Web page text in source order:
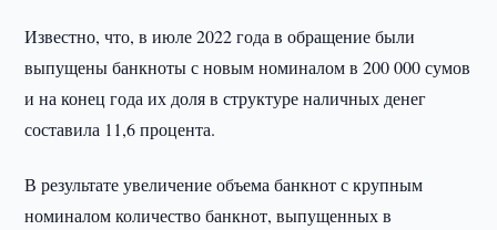
Известно, что, в июле 2022 года в обращение были
выпущены банкноты с новым номиналом в 200 000 сумов
и на конец года их доля в структуре наличных денег
составила 11,6 процента.
В результате увеличение объема банкнот с крупным
номиналом количество банкнот, выпущенных в